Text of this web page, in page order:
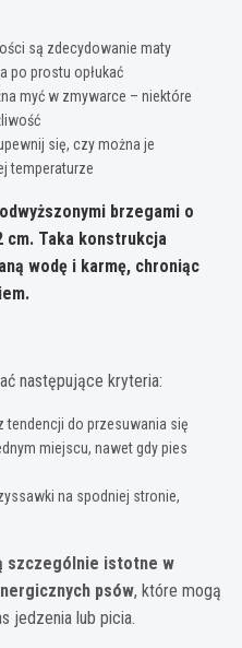
są zdecydowanie maty
po prostu opłukać
myć w zmywarce – niektóre
się, czy można je
temperaturze
brzegami o
cm. Taka konstrukcja
wodę i karmę, chroniąc
następujące kryteria:
tendencji do przesuwania się
miejscu, nawet gdy pies
na spodniej stronie,
szczególnie istotne w
psów, które mogą
jedzenia lub picia.